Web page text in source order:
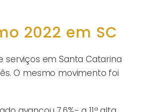
2022 em SC
serviços em Santa Catarina
O mesmo movimento foi